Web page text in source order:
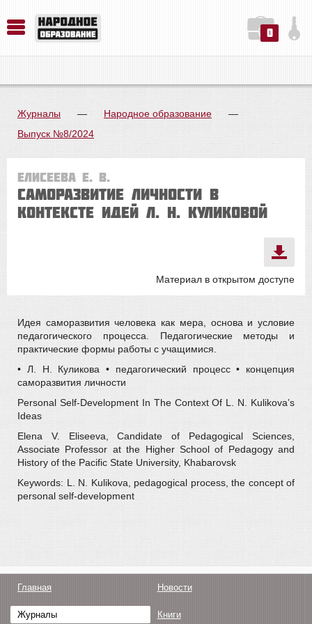
0
Журналы — Народное образование
—
Выпуск №8/2024
Елисеева Е. В.
Саморазвитие личности в
контексте идей Л. Н. Куликовой
Материал в открытом доступе
Идея саморазвития человека как мера, основа и условие
педагогического процесса. Педагогические методы и
практические формы работы с учащимися.
• Л. Н. Куликова • педагогический процесс • концепция
саморазвития личности
Personal Self-Development In The Context Of L. N. Kulikova’s
Ideas
Elena V. Eliseeva, Candidate of Pedagogical Sciences,
Associate Professor at the Higher School of Pedagogy and
History of the Pacific State University, Khabarovsk
Keywords: L. N. Kulikova, pedagogical process, the concept of
personal self-development
Главная Новости
Журналы Книги